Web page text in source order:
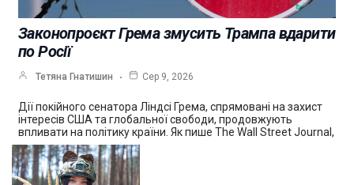
Законопроєкт Грема змусить Трампа вдарити
по Росії
Тетяна Гнатишин Сер 9, 2026
Дії покійного сенатора Ліндсі Грема, спрямовані на захист
інтересів США та глобальної свободи, продовжують
впливати на політику країни. Як пише The Wall Street Journal,